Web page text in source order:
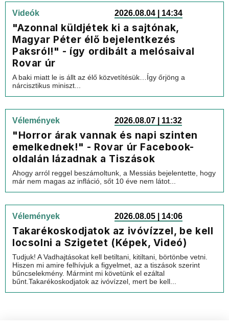
Videók 2026.08.04 | 14:34
"Azonnal küldjétek ki a sajtónak,
Magyar Péter élő bejelentkezés
Paksról!" - így ordibált a melósaival
Rovar úr
A baki miatt le is állt az élő közvetítésük…Így őrjöng a
nárcisztikus miniszt...
Vélemények 2026.08.07 | 11:32
"Horror árak vannak és napi szinten
emelkednek!" - Rovar úr Facebook-
oldalán lázadnak a Tiszások
Ahogy arról reggel beszámoltunk, a Messiás bejelentette, hogy
már nem magas az infláció, sőt 10 éve nem látot...
Vélemények 2026.08.05 | 14:06
Takarékoskodjatok az ivóvízzel, be kell
locsolni a Szigetet (Képek, Videó)
Tudjuk! A Vadhajtásokat kell betiltani, kitiltani, börtönbe vetni.
Hiszen mi amire felhívjuk a figyelmet, az a tiszások szerint
bűncselekmény. Mármint mi követünk el ezáltal
bűnt.Takarékoskodjatok az ivóvízzel, mert be kell...